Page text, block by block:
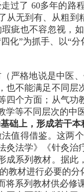
过了 60多年的路
从无到有、从粗
疵也不容忽视，
化”为抓手、以“
严格地说是中医
也不能满足不同
四个方面；从气
学等不同层次的中
础上，形成若干
值得借鉴。这两
灸法学》《针灸
成系列教材。据
教材进行必要的
将系列教材供必修